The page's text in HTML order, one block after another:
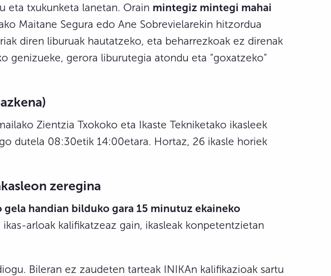
eta txukunketa lanetan. Orain mintegiz mintegi mahai
Maitane Segura edo Ane Sobrevielarekin hitzordua
diren liburuak hautatzeko, eta beharrezkoak ez direnak
genizueke, gerora liburutegia atondu eta “goxatzeko”
Zientzia Txokoko eta Ikaste Tekniketako ikasleek
dutela 08:30etik 14:00etara. Hortaz, 26 ikasle horiek
zeregina
handian bilduko gara 15 minutuz ekaineko
arloak kalifikatzeaz gain, ikasleak konpetentzietan
Bileran ez zaudeten tarteak INIKAn kalifikazioak sartu